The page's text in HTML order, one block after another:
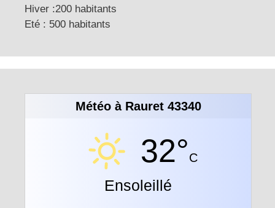
Hiver :200 habitants
Eté : 500 habitants
Météo à Rauret 43340
32°C
Ensoleillé